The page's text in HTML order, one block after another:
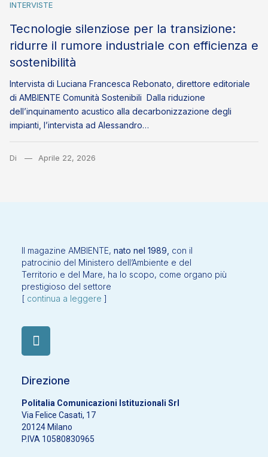
INTERVISTE
Tecnologie silenziose per la transizione:
ridurre il rumore industriale con efficienza e
sostenibilità
Intervista di Luciana Francesca Rebonato, direttore editoriale
di AMBIENTE Comunità Sostenibili Dalla riduzione
dell’inquinamento acustico alla decarbonizzazione degli
impianti, l’intervista ad Alessandro…
Di Aprile 22, 2026
Il magazine AMBIENTE, nato nel 1989, con il
patrocinio del Ministero dell’Ambiente e del
Territorio e del Mare, ha lo scopo, come organo più
prestigioso del settore
[ continua a leggere ]
Direzione
Politalia Comunicazioni Istituzionali Srl
Via Felice Casati, 17
20124 Milano
P.IVA 10580830965